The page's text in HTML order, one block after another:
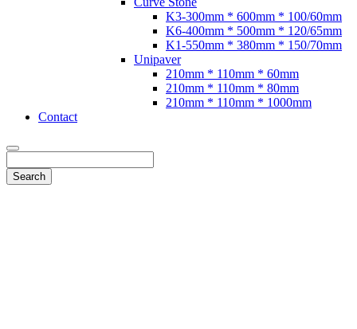
K3-300mm * 600mm * 100/60mm
K6-400mm * 500mm * 120/65mm
K1-550mm * 380mm * 150/70mm
Unipaver
210mm * 110mm * 60mm
210mm * 110mm * 80mm
210mm * 110mm * 1000mm
Contact